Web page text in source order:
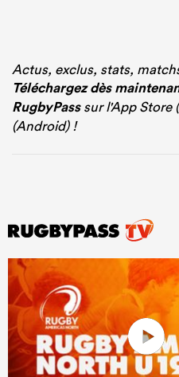
Actus, exclus, stats,
Téléchargez dès
RugbyPasssur l'App Store
(Android) !